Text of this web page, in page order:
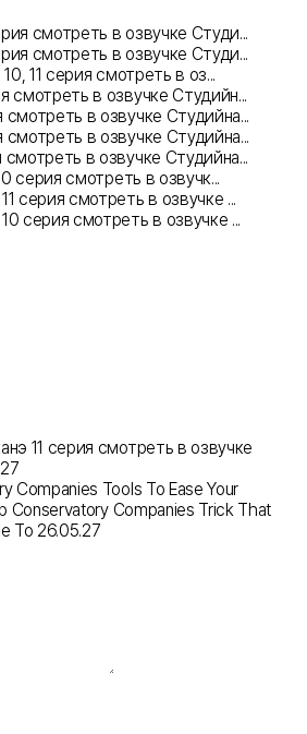
смотреть в озвучке Студи...
смотреть в озвучке Студи...
11 серия смотреть в оз...
смотреть в озвучке Студийн...
в озвучке Студийна...
в озвучке Студийна...
в озвучке Студийна...
серия смотреть в озвучк...
серия смотреть в озвучке ...
серия смотреть в озвучке ...
11 серия смотреть в озвучке
Companies Tools To Ease Your
Conservatory Companies Trick That
To 26.05.27